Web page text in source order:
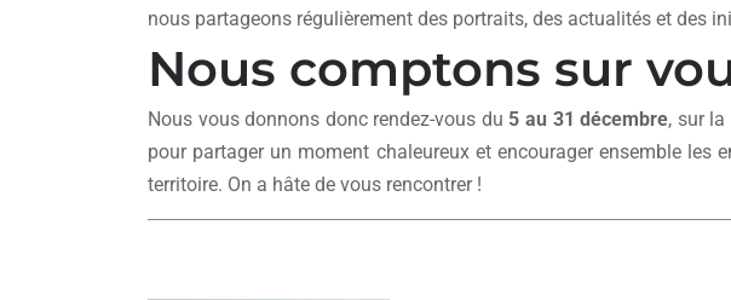
nous partageons régulièrement des portraits, des actualités et des
Nous comptons sur
Nous vous donnons donc rendez-vous du 5 au 31 décembre, sur la
pour partager un moment chaleureux et encourager ensemble les
territoire. On a hâte de vous rencontrer !